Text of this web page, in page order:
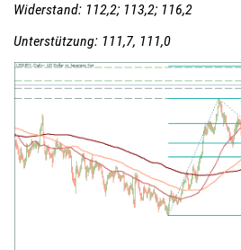
Widerstand: 112,2; 113,2; 116,2
Unterstützung: 111,7, 111,0